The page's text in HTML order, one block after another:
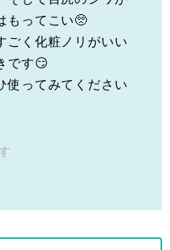
もってこい🥺
ごく化粧ノリがいい
です😏
使ってみてください